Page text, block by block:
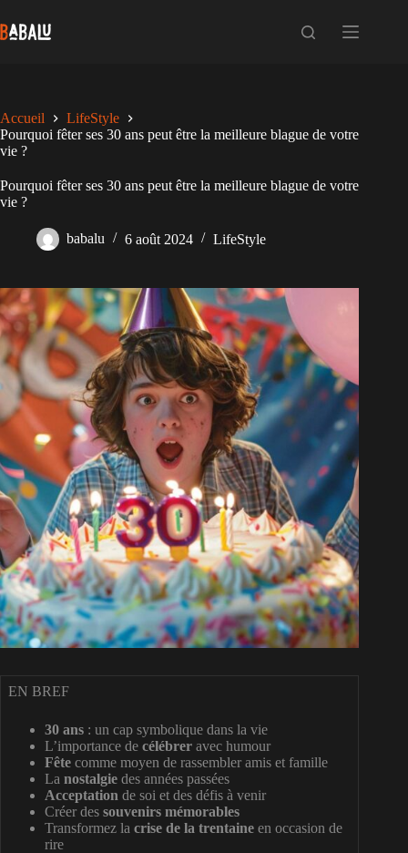
au
contenu
Accueil
LifeStyle
Pourquoi fêter ses 30 ans peut être la meilleure blague de votre
vie ?
Pourquoi fêter ses 30 ans peut être la meilleure blague de votre
vie ?
babalu 6 août 2024 LifeStyle
EN BREF
30 ans : un cap symbolique dans la vie
L’importance de célébrer avec humour
Fête comme moyen de rassembler amis et famille
La nostalgie des années passées
Acceptation de soi et des défis à venir
Créer des souvenirs mémorables
Transformez la crise de la trentaine en occasion de
rire